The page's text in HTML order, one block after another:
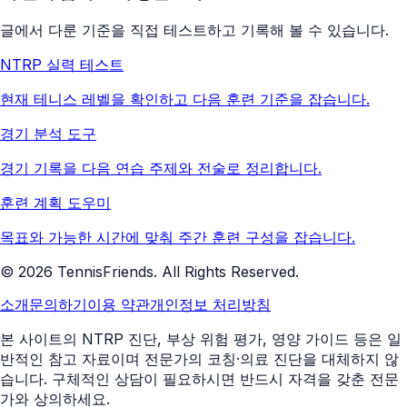
글에서 다룬 기준을 직접 테스트하고 기록해 볼 수 있습니다.
NTRP 실력 테스트
현재 테니스 레벨을 확인하고 다음 훈련 기준을 잡습니다.
경기 분석 도구
경기 기록을 다음 연습 주제와 전술로 정리합니다.
훈련 계획 도우미
목표와 가능한 시간에 맞춰 주간 훈련 구성을 잡습니다.
© 2026 TennisFriends. All Rights Reserved.
소개문의하기이용 약관개인정보 처리방침
본 사이트의 NTRP 진단, 부상 위험 평가, 영양 가이드 등은 일
반적인 참고 자료이며 전문가의 코칭·의료 진단을 대체하지 않
습니다. 구체적인 상담이 필요하시면 반드시 자격을 갖춘 전문
가와 상의하세요.